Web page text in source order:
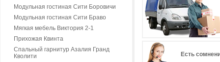
Модульная гостиная Сити Боровичи
Модульная гостиная Сити Браво
Мягкая мебель Виктория 2-1
Прихожая Квинта
Спальный гарнитур Азалия Гранд
Кволити
Есть